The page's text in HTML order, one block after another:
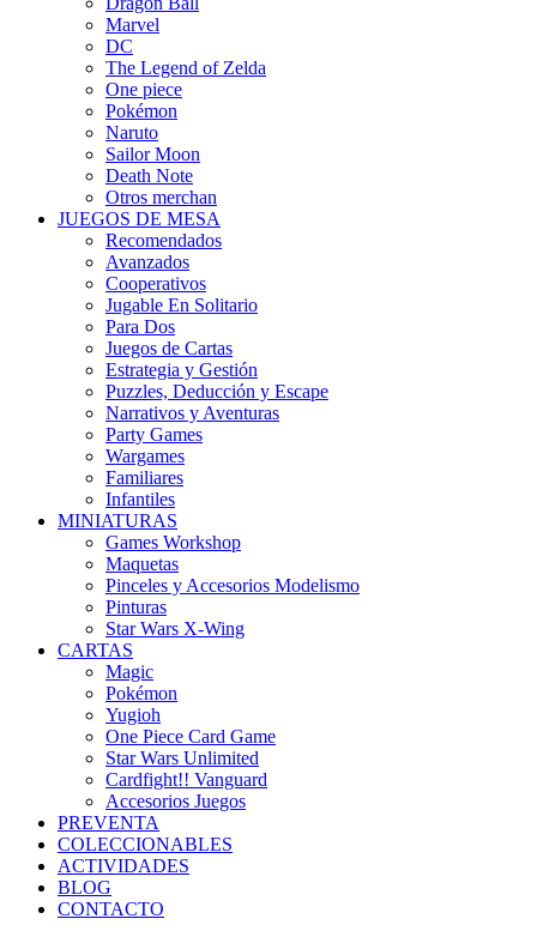
Marvel
DC
The Legend of Zelda
One piece
Pokémon
Naruto
Sailor Moon
Death Note
Otros merchan
JUEGOS DE MESA
Recomendados
Avanzados
Cooperativos
Jugable En Solitario
Para Dos
Juegos de Cartas
Estrategia y Gestión
Puzzles, Deducción y Escape
Narrativos y Aventuras
Party Games
Wargames
Familiares
Infantiles
MINIATURAS
Games Workshop
Maquetas
Pinceles y Accesorios Modelismo
Pinturas
Star Wars X-Wing
CARTAS
Magic
Pokémon
Yugioh
One Piece Card Game
Star Wars Unlimited
Cardfight!! Vanguard
Accesorios Juegos
PREVENTA
COLECCIONABLES
ACTIVIDADES
BLOG
CONTACTO